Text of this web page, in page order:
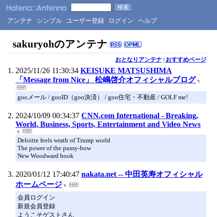
アンテナ シンプル ユーザー登録 ログイン ヘルプ
sakuryohのアンテナ
おとなりアンテナ| おすすめページ
2025/11/26 11:30:34 KEISUKE MATSUSHIMA
「Message from Nice」 松嶋啓介オフィシャルブログ
gooメール / gooID（goo決済） / goo住宅・不動産 / GOLF me!
2024/10/09 00:34:37 CNN.com International - Breaking,
World, Business, Sports, Entertainment and Video News
Deloitte feels wrath of Trump world
The power of the pussy-bow
New Woodward book
2020/01/12 17:40:47 nakata.net -- 中田英寿オフィシャル
ホームページ
会員ログイン
新規会員登録
ようこそゲストさん